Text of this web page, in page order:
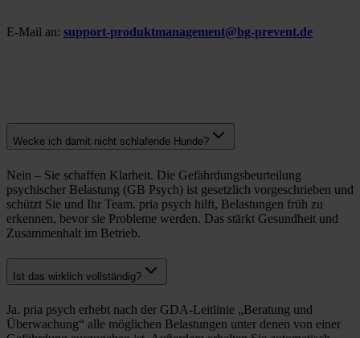
E-Mail an: support-produktmanagement@bg-prevent.de
Wecke ich damit nicht schlafende Hunde?
Nein – Sie schaffen Klarheit. Die Gefährdungsbeurteilung
psychischer Belastung (GB Psych) ist gesetzlich vorgeschrieben und
schützt Sie und Ihr Team. pria psych hilft, Belastungen früh zu
erkennen, bevor sie Probleme werden. Das stärkt Gesundheit und
Zusammenhalt im Betrieb.
Ist das wirklich vollständig?
Ja. pria psych erhebt nach der GDA-Leitlinie „Beratung und
Überwachung“ alle möglichen Belastungen unter denen von einer